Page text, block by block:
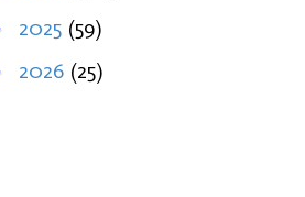
2025 (59)
2026 (25)